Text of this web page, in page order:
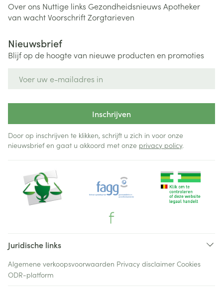
Over ons Nuttige links Gezondheidsnieuws Apotheker
van wachtVoorschriftZorgtarieven
Nieuwsbrief
Blijf op de hoogte van nieuwe producten en promoties
Inschrijven
Door op inschrijven te klikken, schrijft u zich in voor onze
nieuwsbrief en gaat u akkoord met onze privacy policy.
Juridische links
Algemene verkoopsvoorwaarden Privacy disclaimer Cookies
ODR-platform